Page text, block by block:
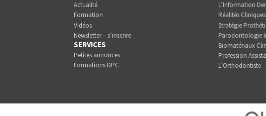
Actualité
Formation
Vidéos
Newsletter – s’inscrire
SERVICES
Petites annonces
Formations DPC
L’Information
Réalités Cliniques
Stratégie
Parodontologie
Biomatériaux
Profession
L’Orthodontiste